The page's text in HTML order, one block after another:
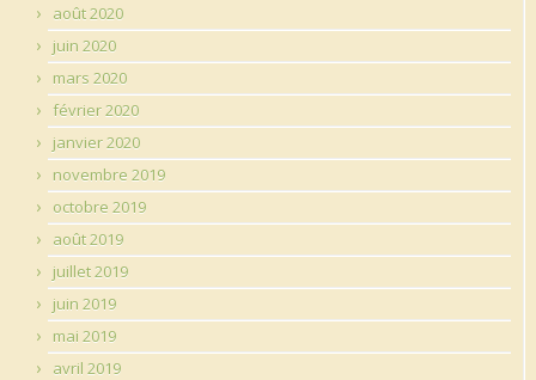
août 2020
juin 2020
mars 2020
février 2020
janvier 2020
novembre 2019
octobre 2019
août 2019
juillet 2019
juin 2019
mai 2019
avril 2019